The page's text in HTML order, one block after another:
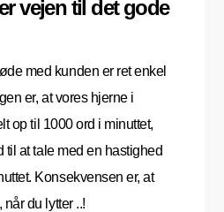
vejen til det gode
med kunden er ret enkel
er, at vores hjerne i
op til 1000 ord i minuttet,
til at tale med en hastighed
Konsekvensen er, at
du lytter ..!